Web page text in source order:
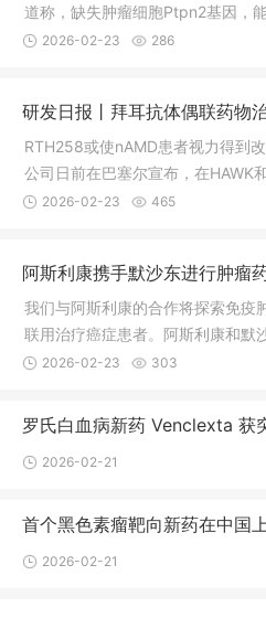
患者Ⅰ级推荐BRAF达
道称，缺失肿瘤细胞Ptpn2基因，
制剂影响。根据肿瘤细胞存活率，
识别帮助癌细胞逃避免疫攻击的基
PR-Cas9“分子剪刀”系统地敲除
表达基因，从而鉴定哪些基因被删
2026-02-23 286
研发日报丨拜耳抗体偶联药物
RTH258或使nAMD患者视力得到
公司日前在巴塞尔宣布，在HAWK
中，RTH2586mg治疗方案达到主
链转移抑制剂和emtricitabine/
合的有效性和安全性，用于治疗
oDerm是一家中
2026-02-23 465
阿斯利康携手默沙东进行肿瘤
我们与阿斯利康的合作将探索免疫
联用治疗癌症患者。阿斯利康和默
球占率伙伴关系，共同开发和市场
阿斯利康治疗包括甲状腺癌在内的
剂selumetinib药物。此外，两家公
的PD-L1药物（Imfinzi或Keytruda
2026-02-23 303
罗氏白血病新药 Venclexta 获
2026-02-21
首个黑色素瘤靶向新药在中国
2026-02-21